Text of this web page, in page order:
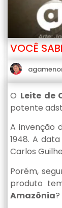
VOCÊ
O Leite de
potente
A invenção
1948. A
Carlos
Porém,
produto
Amazônia?